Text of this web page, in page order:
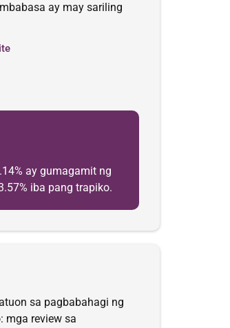
ay may sariling
ay gumagamit ng
iba pang trapiko.
sa pagbabahagi ng
mga review sa